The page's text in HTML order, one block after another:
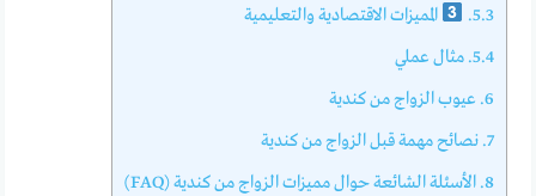
5.3.
المميزات الاقتصادية والتعليمية
5.4. مثال عملي
6. عيوب الزواج من كندية
7. نصائح مهمة قبل الزواج من كندية
8. الأسئلة الشائعة حوال مميزات الزواج من كندية (FAQ)